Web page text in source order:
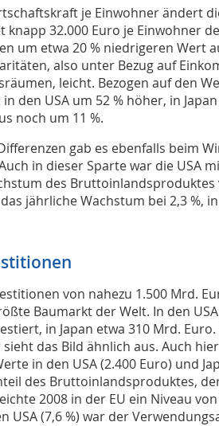
je Einwohner ändert
knapp 32.000 Euro je Einwohner
um etwa 20 % niedrigeren Wert
also unter Bezug auf
leicht. Bezogen auf den
den USA um 52 % höher, in
noch um 11 %.
gab es ebenfalls beim
in dieser Sparte war die USA
des
jährliche Wachstum bei 2,3 %,
von nahezu 1.500 Mrd.
Baumarkt der Welt. In den
in Japan etwa 310 Mrd.
das Bild ähnlich aus. Auch
in den USA (2.400 Euro) und
des Bruttoinlandsproduktes,
2008 in der EU ein Niveau von
USA (7,6 %) war der